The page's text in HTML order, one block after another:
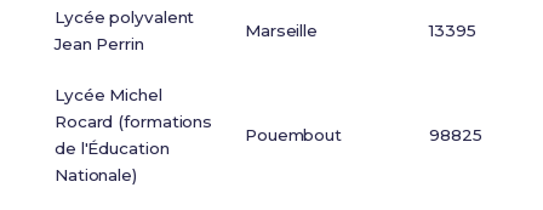
Lycée polyvalent
Jean Perrin
Marseille 13395
Lycée Michel
Rocard (formations
de l'Éducation
Nationale)
Pouembout 98825